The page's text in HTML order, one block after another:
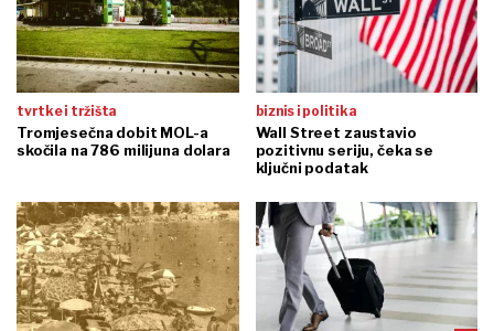
tvrtke i tržišta
Tromjesečna dobit MOL-a
skočila na 786 milijuna dolara
biznis i politika
Wall Street zaustavio
pozitivnu seriju, čeka se
ključni podatak